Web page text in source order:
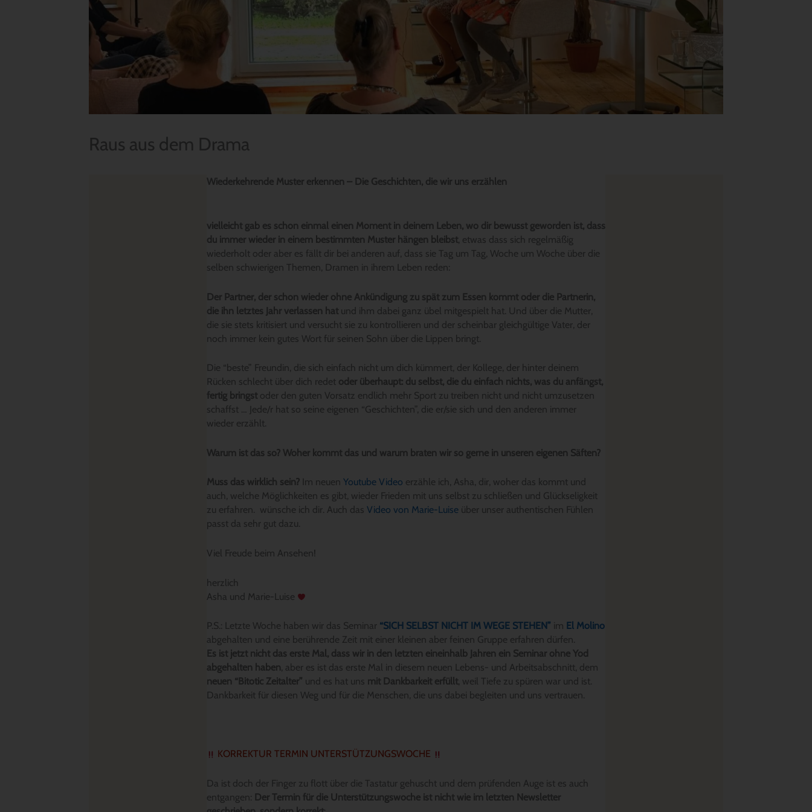
Raus aus dem Drama
Wiederkehrende Muster erkennen – Die Geschichten, die wir uns erzählen
vielleicht gab es schon einmal einen Moment in deinem Leben, wo dir bewusst geworden ist, dass
du immer wieder in einem bestimmten Muster hängen bleibst, etwas dass sich regelmäßig
wiederholt oder aber es fällt dir bei anderen auf, dass sie Tag um Tag, Woche um Woche über die
selben schwierigen Themen, Dramen in ihrem Leben reden:
Der Partner, der schon wieder ohne Ankündigung zu spät zum Essen kommt oder die Partnerin,
die ihn letztes Jahr verlassen hat und ihm dabei ganz übel mitgespielt hat. Und über die Mutter,
die sie stets kritisiert und versucht sie zu kontrollieren und der scheinbar gleichgültige Vater, der
noch immer kein gutes Wort für seinen Sohn über die Lippen bringt.
Die “beste” Freundin, die sich einfach nicht um dich kümmert, der Kollege, der hinter deinem
Rücken schlecht über dich redet oder überhaupt: du selbst, die du einfach nichts, was du anfängst,
fertig bringst oder den guten Vorsatz endlich mehr Sport zu treiben nicht und nicht umzusetzen
schaffst … Jede/r hat so seine eigenen “Geschichten”, die er/sie sich und den anderen immer
wieder erzählt.
Warum ist das so? Woher kommt das und warum braten wir so gerne in unseren eigenen Säften?
Muss das wirklich sein? Im neuen Youtube Video erzähle ich, Asha, dir, woher das kommt und
auch, welche Möglichkeiten es gibt, wieder Frieden mit uns selbst zu schließen und Glückseligkeit
zu erfahren. wünsche ich dir. Auch das Video von Marie-Luise über unser authentischen Fühlen
passt da sehr gut dazu.
Viel Freude beim Ansehen!
herzlich
Asha und Marie-Luise
P.S.: Letzte Woche haben wir das Seminar “SICH SELBST NICHT IM WEGE STEHEN” im El Molino
abgehalten und eine berührende Zeit mit einer kleinen aber feinen Gruppe erfahren dürfen.
Es ist jetzt nicht das erste Mal, dass wir in den letzten eineinhalb Jahren ein Seminar ohne Yod
abgehalten haben, aber es ist das erste Mal in diesem neuen Lebens- und Arbeitsabschnitt, dem
neuen “Bitotic Zeitalter” und es hat uns mit Dankbarkeit erfüllt, weil Tiefe zu spüren war und ist.
Dankbarkeit für diesen Weg und für die Menschen, die uns dabei begleiten und uns vertrauen.
KORREKTUR TERMIN UNTERSTÜTZUNGSWOCHE
Da ist doch der Finger zu flott über die Tastatur gehuscht und dem prüfenden Auge ist es auch
entgangen: Der Termin für die Unterstützungswoche ist nicht wie im letzten Newsletter